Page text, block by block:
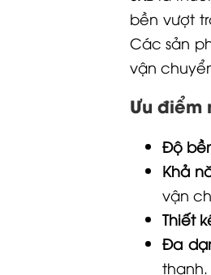
bền vượt
Các sản
vận
Ưu điểm
Độ
Khả
vận
Thiết
Đa
thanh.